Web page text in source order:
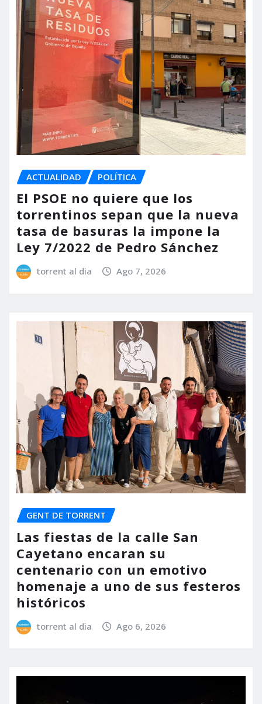
ACTUALIDAD POLÍTICA
El PSOE no quiere que los
torrentinos sepan que la nueva
tasa de basuras la impone la
Ley 7/2022 de Pedro Sánchez
torrent al dia Ago 7, 2026
GENT DE TORRENT
Las fiestas de la calle San
Cayetano encaran su
centenario con un emotivo
homenaje a uno de sus festeros
históricos
torrent al dia Ago 6, 2026